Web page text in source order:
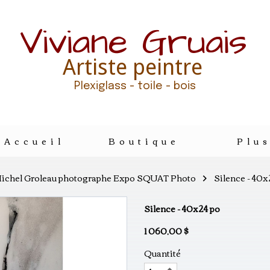
Viviane Gruais
Artiste peintre
Plexiglass - toile - bois
Accueil Boutique Plus
Groleau photographe Expo SQUAT Photo
Silence -
Silence - 40x24 po
1 060,00 $
Quantité